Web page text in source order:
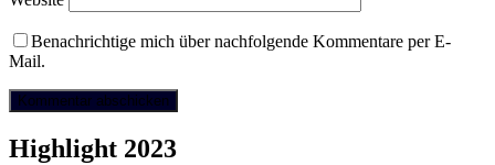
Benachrichtige mich über nachfolgende Kommentare per E-
Mail.
Highlight 2023